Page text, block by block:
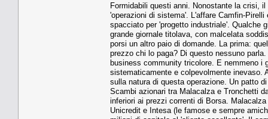
Formidabili questi anni. Nonostante la crisi,
'operazioni di sistema'. L'affare Camfin-
spacciato per 'progetto industriale'. Qualche
grande giornale titolava, con malcelata
porsi un altro paio di domande. La prima:
prezzo chi lo paga? Di questo nessuno
business community tricolore. E nemmeno i
sistematicamente e colpevolmente inevaso.
sulla natura di questa operazione. Un patto
Scambi azionari tra Malacalza e Tronchetti
inferiori ai prezzi correnti di Borsa.
Unicredit e Intesa (le famose e sempre